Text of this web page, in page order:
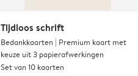
Tijdloos schrift
Bedankkaarten | Premium kaart met
keuze uit 3 papierafwerkingen
Set van 10 kaarten